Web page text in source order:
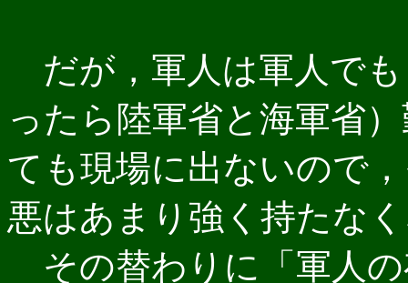
だが，軍人は軍人でも
ったら陸軍省と海軍省
ても現場に出ないので
悪はあまり強く持たな
その替わりに「軍人